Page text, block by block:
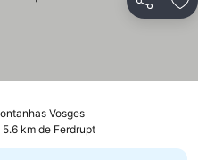
Partilhar
Vosges
km de Ferdrupt